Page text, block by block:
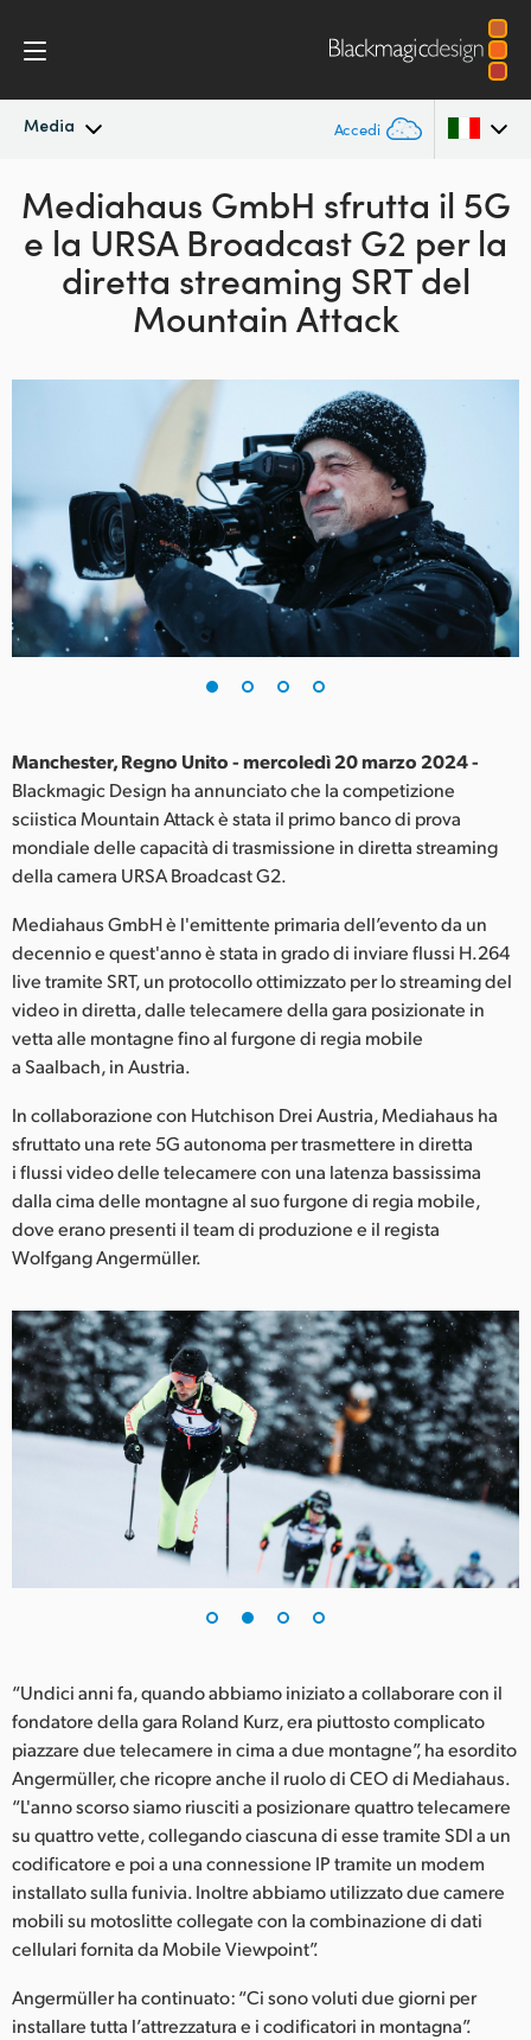
Media Accedi
In primo piano
Archivio
Immagini per i media
Argentina
Australia
Austria
Denmark
Finland
France
Germany
India
Italia
Japan
Mexico
Malaysia
Netherlands
New Zealand
Norway
Portugal
Singapore
South Africa
Spain
Sweden
Chinese Taipei
United Kingdom
United States
Mediahaus GmbH sfrutta il 5G
e la URSA Broadcast G2 per la
diretta streaming SRT del
Mountain Attack
Manchester, Regno Unito - mercoledì 20 marzo 2024 -
Blackmagic Design ha annunciato che la competizione
sciistica Mountain Attack è stata il primo banco di prova
mondiale delle capacità di trasmissione in diretta streaming
della camera URSA Broadcast G2.
Mediahaus GmbH è l'emittente primaria dell’evento da un
decennio e quest'anno è stata in grado di inviare flussi H.264
live tramite SRT, un protocollo ottimizzato per lo streaming del
video in diretta, dalle telecamere della gara posizionate in
vetta alle montagne fino al furgone di regia mobile
a Saalbach, in Austria.
In collaborazione con Hutchison Drei Austria, Mediahaus ha
sfruttato una rete 5G autonoma per trasmettere in diretta
i flussi video delle telecamere con una latenza bassissima
dalla cima delle montagne al suo furgone di regia mobile,
dove erano presenti il team di produzione e il regista
Wolfgang Angermüller.
“Undici anni fa, quando abbiamo iniziato a collaborare con il
fondatore della gara Roland Kurz, era piuttosto complicato
piazzare due telecamere in cima a due montagne”, ha esordito
Angermüller, che ricopre anche il ruolo di CEO di Mediahaus.
“L'anno scorso siamo riusciti a posizionare quattro telecamere
su quattro vette, collegando ciascuna di esse tramite SDI a un
codificatore e poi a una connessione IP tramite un modem
installato sulla funivia. Inoltre abbiamo utilizzato due camere
mobili su motoslitte collegate con la combinazione di dati
cellulari fornita da Mobile Viewpoint”.
Angermüller ha continuato: “Ci sono voluti due giorni per
installare tutta l’attrezzatura e i codificatori in montagna”.